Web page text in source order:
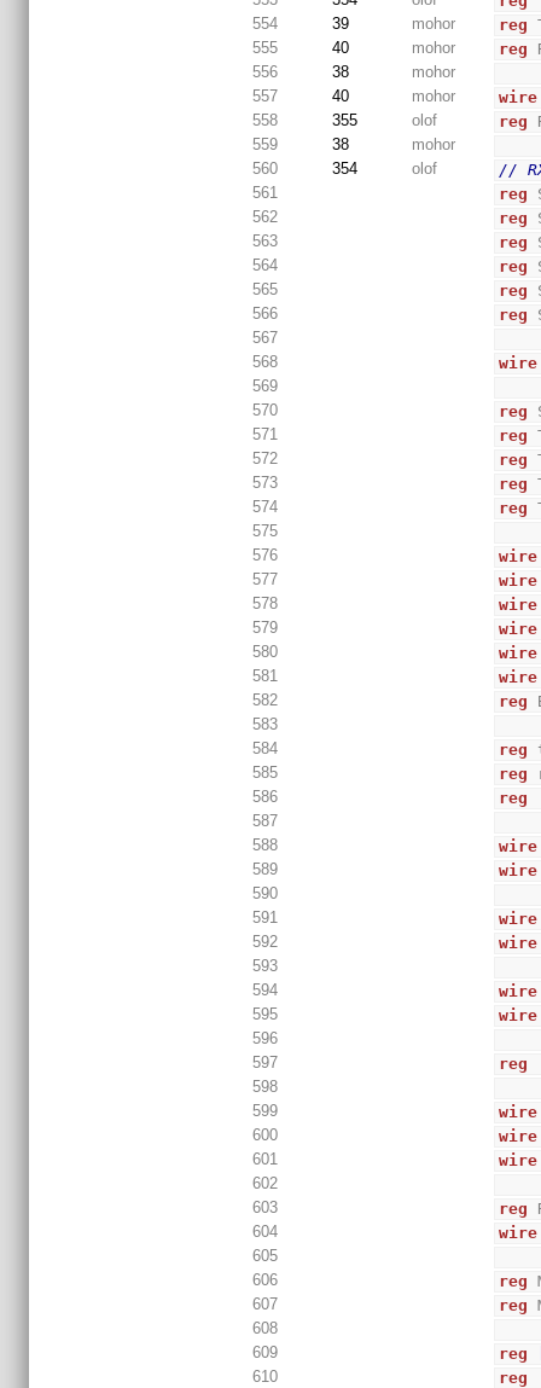
554
39 mohor reg
555
40 mohor reg
556
38
mohor
557
40 mohor wire
558
355 olof reg
559
38
mohor
560
354 olof
//
561
reg
562
reg
563
reg
564
reg
565
reg
566
reg
567
568
wire
569
570
reg
571
reg
572
reg
573
reg
574
reg
575
576
wire
577
wire
578
wire
579
wire
580
wire
581
wire
582
reg
583
584
reg
585
reg
586
reg
587
588
wire
589
wire
590
591
wire
592
wire
593
594
wire
595
wire
596
597
reg
598
599
wire
600
wire
601
wire
602
603
reg
604
wire
605
606
reg
607
reg
608
609
reg
610
reg